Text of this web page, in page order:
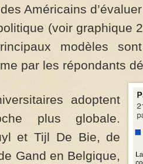
Américains
(voir graphique
modèles
par les répondants
adoptent
plus globale.
et Tijl De Bie, de
Gand en Belgique,